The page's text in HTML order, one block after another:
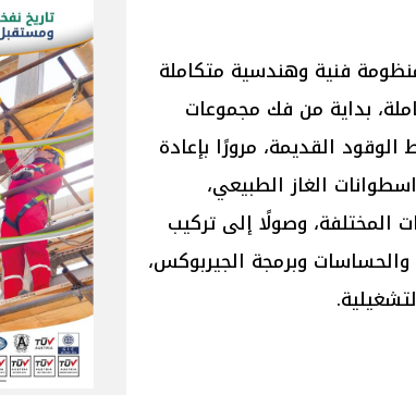
فنية وهندسية متكاملة
بداية من فك مجموعات
القديمة، مرورًا بإعادة
الغاز الطبيعي،
المختلفة، وصولًا إلى تركيب
وبرمجة الجيربوكس،